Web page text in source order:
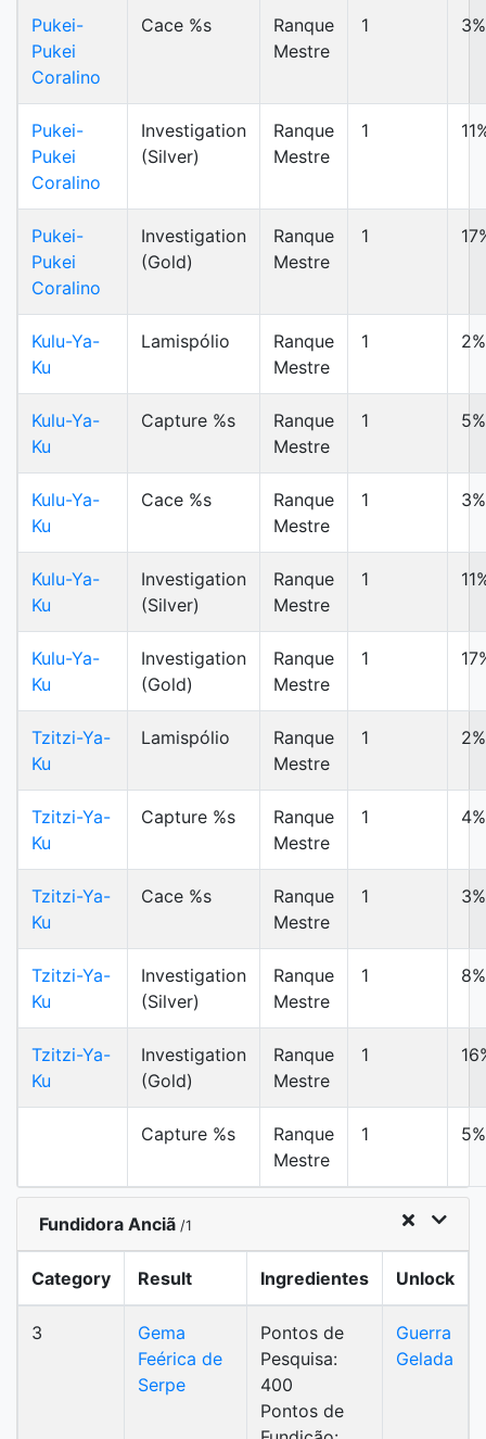
Pukei-
Pukei
Coralino
Cace %s
Ranque
Mestre
1 3%
Pukei-
Pukei
Coralino
Investigation
(Silver)
Ranque
Mestre
1
Pukei-
Pukei
Coralino
Investigation
(Gold)
Ranque
Mestre
1
Kulu-Ya-
Ku
Lamispólio
Ranque
Mestre
1 2%
Kulu-Ya-
Ku
Capture %s
Ranque
Mestre
1 5%
Kulu-Ya-
Ku
Cace %s
Ranque
Mestre
1 3%
Kulu-Ya-
Ku
Investigation
(Silver)
Ranque
Mestre
1
Kulu-Ya-
Ku
Investigation
(Gold)
Ranque
Mestre
1
Tzitzi-Ya-
Ku
Lamispólio
Ranque
Mestre
1 2%
Tzitzi-Ya-
Ku
Capture %s
Ranque
Mestre
1 4%
Tzitzi-Ya-
Ku
Cace %s
Ranque
Mestre
1 3%
Tzitzi-Ya-
Ku
Investigation
(Silver)
Ranque
Mestre
1 8%
Tzitzi-Ya-
Ku
Investigation
(Gold)
Ranque
Mestre
1
Capture %s
Ranque
Mestre
1 5%
Fundidora Anciã /1
Category Result Ingredientes Unlock
3
Gema
Feérica de
Serpe
Pontos de
Pesquisa:
400
Pontos de
Guerra
Gelada